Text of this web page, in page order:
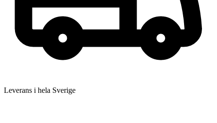
Leverans i hela Sverige